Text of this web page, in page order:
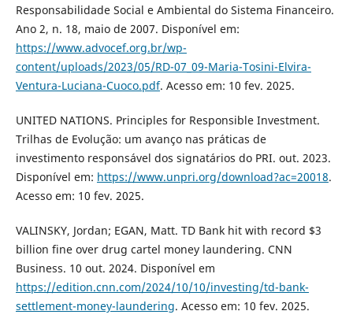
Responsabilidade Social e Ambiental do Sistema Financeiro.
Ano 2, n. 18, maio de 2007. Disponível em:
https://www.advocef.org.br/wp-
content/uploads/2023/05/RD-07_09-Maria-Tosini-Elvira-
Ventura-Luciana-Cuoco.pdf. Acesso em: 10 fev. 2025.
UNITED NATIONS. Principles for Responsible Investment.
Trilhas de Evolução: um avanço nas práticas de
investimento responsável dos signatários do PRI. out. 2023.
Disponível em: https://www.unpri.org/download?ac=20018.
Acesso em: 10 fev. 2025.
VALINSKY, Jordan; EGAN, Matt. TD Bank hit with record $3
billion fine over drug cartel money laundering. CNN
Business. 10 out. 2024. Disponível em
https://edition.cnn.com/2024/10/10/investing/td-bank-
settlement-money-laundering. Acesso em: 10 fev. 2025.